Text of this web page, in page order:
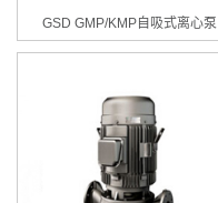
GSD GMP/KMP自吸式离心泵